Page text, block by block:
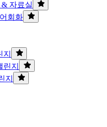
자료실
회화
지
지